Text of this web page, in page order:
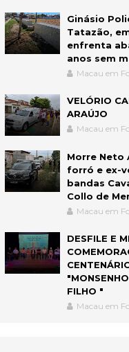
Ginásio
Tatazão,
enfrenta
anos sem
Macau em
VELÓRIO
ARAÚJO
Macau em
Morre Neto
forró e ex-
bandas
Collo de
Macau em
DESFILE E
FILHO "
Macau em